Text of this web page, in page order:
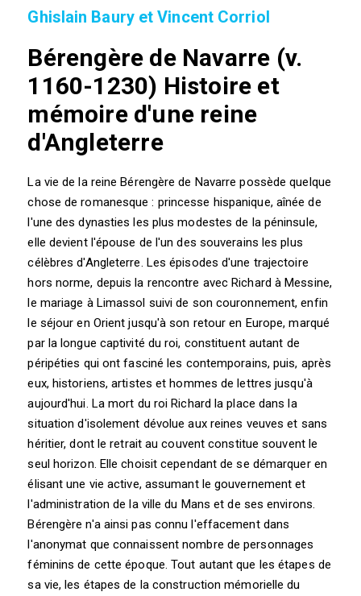
Ghislain Baury et Vincent Corriol
Bérengère de Navarre (v.
1160-1230) Histoire et
mémoire d'une reine
d'Angleterre
La vie de la reine Bérengère de Navarre possède quelque
chose de romanesque : princesse hispanique, aînée de
l'une des dynasties les plus modestes de la péninsule,
elle devient l'épouse de l'un des souverains les plus
célèbres d'Angleterre. Les épisodes d'une trajectoire
hors norme, depuis la rencontre avec Richard à Messine,
le mariage à Limassol suivi de son couronnement, enfin
le séjour en Orient jusqu'à son retour en Europe, marqué
par la longue captivité du roi, constituent autant de
péripéties qui ont fasciné les contemporains, puis, après
eux, historiens, artistes et hommes de lettres jusqu'à
aujourd'hui. La mort du roi Richard la place dans la
situation d'isolement dévolue aux reines veuves et sans
héritier, dont le retrait au couvent constitue souvent le
seul horizon. Elle choisit cependant de se démarquer en
élisant une vie active, assumant le gouvernement et
l'administration de la ville du Mans et de ses environs.
Bérengère n'a ainsi pas connu l'effacement dans
l'anonymat que connaissent nombre de personnages
féminins de cette époque. Tout autant que les étapes de
sa vie, les étapes de la construction mémorielle du